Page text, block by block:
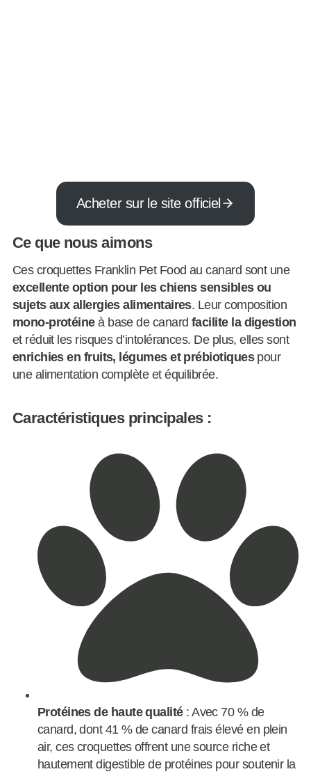
Acheter sur le site officiel
Ce que nous aimons
Ces croquettes Franklin Pet Food au canard sont une
excellente option pour les chiens sensibles ou
sujets aux allergies alimentaires. Leur composition
mono-protéineà base de canardfacilite la digestion
et réduit les risques d’intolérances. De plus, elles sont
enrichies en fruits, légumes et prébiotiquespour
une alimentation complète et équilibrée.
Caractéristiques principales :
Protéines de haute qualité: Avec 70 % de
canard, dont 41 % de canard frais élevé en plein
air, ces croquettes offrent une source riche et
hautement digestible de protéines pour soutenir la